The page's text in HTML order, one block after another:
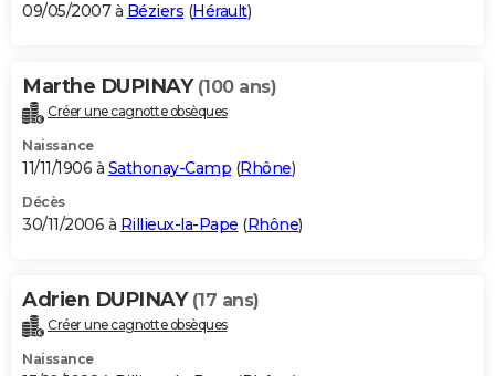
09/05/2007 à Béziers (Hérault)
Marthe DUPINAY (100 ans)
Créer une cagnotte obsèques
Naissance
11/11/1906 à Sathonay-Camp (Rhône)
Décès
30/11/2006 à Rillieux-la-Pape (Rhône)
Adrien DUPINAY (17 ans)
Créer une cagnotte obsèques
Naissance